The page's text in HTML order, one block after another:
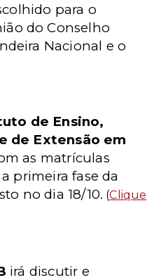
para o
do Conselho
Nacional e o
de Ensino,
de Extensão em
as matrículas
primeira fase da
no dia 18/10. (Clique
irá discutir e